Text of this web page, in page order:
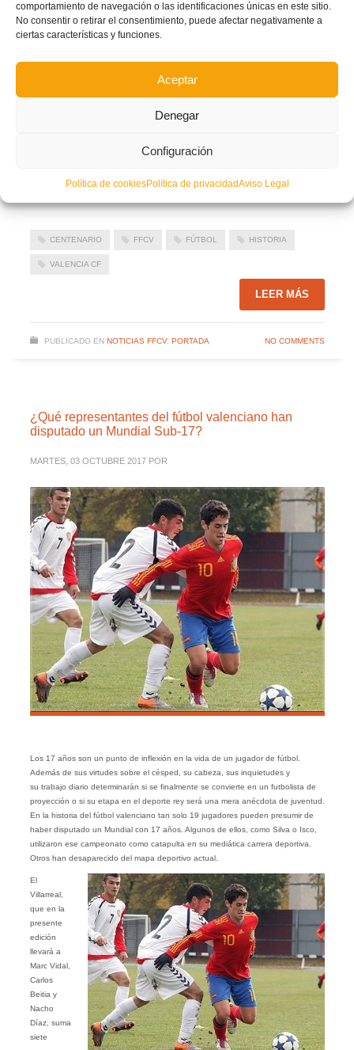
comportamiento de navegación o las identificaciones únicas en este sitio.
No consentir o retirar el consentimiento, puede afectar negativamente a
ciertas características y funciones.
Aceptar
Denegar
Configuración
Política de cookiesPolítica de privacidadAviso Legal
Copia de la foto que la FFCV entregó al Valencia C F
Facebook
TwitterCompartir
CENTENARIO FFCV FÚTBOL HISTORIA
VALENCIA CF
LEER MÁS
PUBLICADO EN NOTICIAS FFCV, PORTADA NO COMMENTS
¿Qué representantes del fútbol valenciano han
disputado un Mundial Sub-17?
MARTES, 03 OCTUBRE 2017 POR
Los 17 años son un punto de inflexión en la vida de un jugador de fútbol.
Además de sus virtudes sobre el césped, su cabeza, sus inquietudes y
su trabajo diario determinarán si se finalmente se convierte en un futbolista de
proyección o si su etapa en el deporte rey será una mera anécdota de juventud.
En la historia del fútbol valenciano tan solo 19 jugadores pueden presumir de
haber disputado un Mundial con 17 años. Algunos de ellos, como Silva o Isco,
utilizaron ese campeonato como catapulta en su mediática carrera deportiva.
Otros han desaparecido del mapa deportivo actual.
El
Villarreal,
que en la
presente
edición
llevará a
Marc Vidal,
Carlos
Beitia y
Nacho
Díaz, suma
siete